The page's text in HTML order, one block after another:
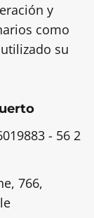
y
como
su
- 56 2
766,